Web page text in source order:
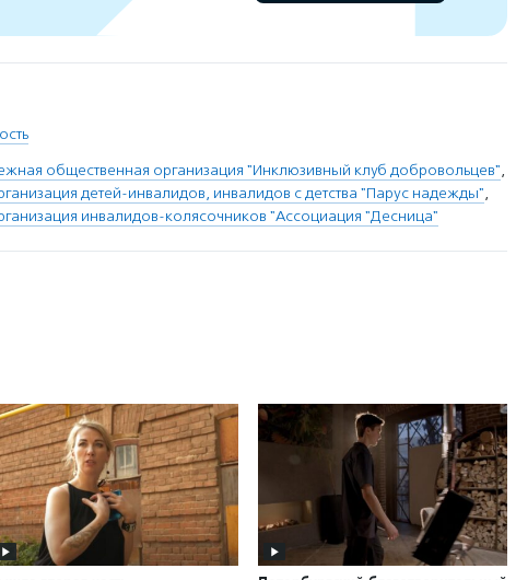
общественная организация "Инклюзивный клуб добровольцев",
детей-инвалидов, инвалидов с детства "Парус надежды",
инвалидов-колясочников "Ассоциация "Десница"